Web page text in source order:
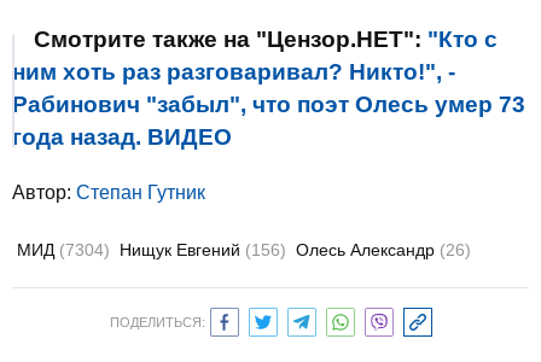
Смотрите также на "Цензор.НЕТ": "Кто с
ним хоть раз разговаривал? Никто!", -
Рабинович "забыл", что поэт Олесь умер 73
года назад. ВИДЕО
Автор: Степан Гутник
МИД (7304) Нищук Евгений (156) Олесь Александр (26)
ПОДЕЛИТЬСЯ: